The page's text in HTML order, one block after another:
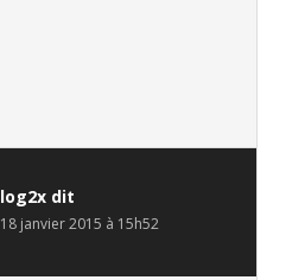
log2x dit
18 janvier 2015 à 15h52